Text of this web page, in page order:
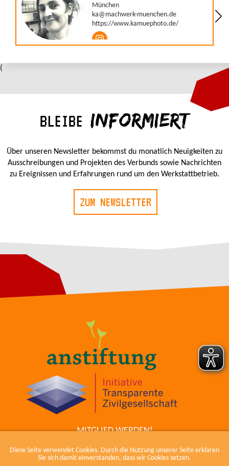
Diese Seite verwendet Cookies. Durch die Nutzung unserer Seite erklären
Sie sich damit einverstanden, dass wir Cookies setzen.
(
BLEIBE INFORMIERT
Über unseren Newsletter bekommst du monatlich Neuigkeiten zu
Ausschreibungen und Projekten des Verbunds sowie Nachrichten
zu Ereignissen und Erfahrungen rund um den Werkstattbetrieb.
ZUM NEWSLETTER
MITGLIED WERDEN!
KONTAKT